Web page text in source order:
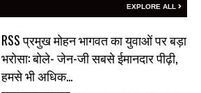
EXPLORE ALL
RSS प्रमुख मोहन भागवत का युवाओं पर बड़ा
भरोसा: बोले- जेन-जी सबसे ईमानदार पीढ़ी,
हमसे भी अधिक…